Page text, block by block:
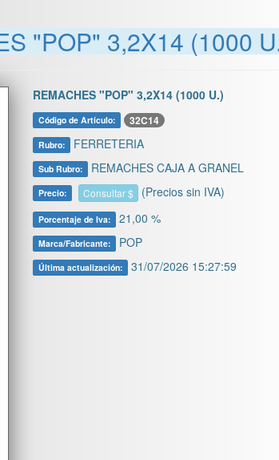
"POP" 3,2X14 (1000
REMACHES "POP" 3,2X14 (1000 U.)
Código de Artículo: 32C14
Rubro: FERRETERIA
Sub Rubro: REMACHES CAJA A GRANEL
Precio: Consultar $ (Precios sin IVA)
Porcentaje de Iva: 21,00 %
Marca/Fabricante: POP
Última actualización: 31/07/2026 15:27:59